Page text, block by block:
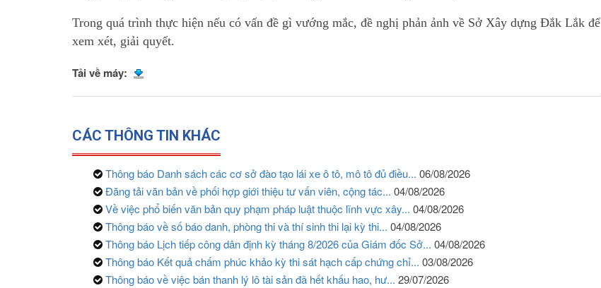
Trong quá trình thực hiện nếu có vấn đề gì vướng mắc, đề nghị phản ảnh về Sở Xây dựng Đắk Lắk để
xem xét, giải quyết.
Tải về máy:
CÁC THÔNG TIN KHÁC
Thông báo Danh sách các cơ sở đào tạo lái xe ô tô, mô tô đủ điều... 06/08/2026
Đăng tải văn bản về phối hợp giới thiệu tư vấn viên, cộng tác... 04/08/2026
Về việc phổ biến văn bản quy phạm pháp luật thuộc lĩnh vực xây... 04/08/2026
Thông báo về số báo danh, phòng thi và thí sinh thi lại kỳ thi... 04/08/2026
Thông báo Lịch tiếp công dân định kỳ tháng 8/2026 của Giám đốc Sở... 04/08/2026
Thông báo Kết quả chấm phúc khảo kỳ thi sát hạch cấp chứng chỉ... 03/08/2026
Thông báo về việc bán thanh lý lô tài sản đã hết khấu hao, hư... 29/07/2026